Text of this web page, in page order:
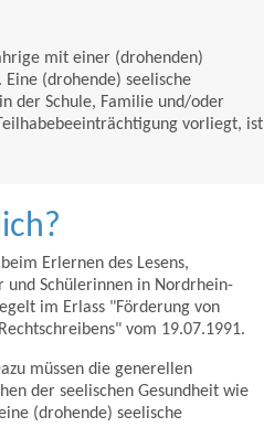
mit einer (drohenden)
(drohende) seelische
der Schule, Familie und/oder
vorliegt, ist
Erlernen des Lesens,
und Schülerinnen in Nordrhein-
im Erlass "Förderung von
vom 19.07.1991.
müssen die generellen
der seelischen Gesundheit wie
(drohende) seelische